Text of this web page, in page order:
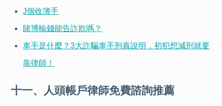
J個收簿手
賭博輸錢能告詐欺嗎？
車手是什麼？3大詐騙車手刑責說明，初犯想減刑就要
靠律師！
十一、人頭帳戶律師免費諮詢推薦